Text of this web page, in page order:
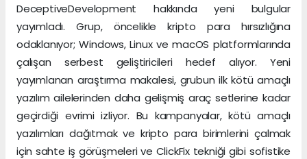
DeceptiveDevelopment hakkında yeni bulgular
yayımladı. Grup, öncelikle kripto para hırsızlığına
odaklanıyor; Windows, Linux ve macOS platformlarında
çalışan serbest geliştiricileri hedef alıyor. Yeni
yayımlanan araştırma makalesi, grubun ilk kötü amaçlı
yazılım ailelerinden daha gelişmiş araç setlerine kadar
geçirdiği evrimi izliyor. Bu kampanyalar, kötü amaçlı
yazılımları dağıtmak ve kripto para birimlerini çalmak
için sahte iş görüşmeleri ve ClickFix tekniği gibi sofistike